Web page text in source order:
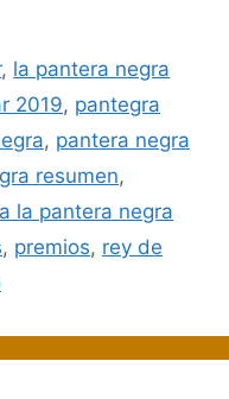
, la pantera negra
2019, pantegra
, pantera negra
resumen,
la pantera negra
, premios, rey de